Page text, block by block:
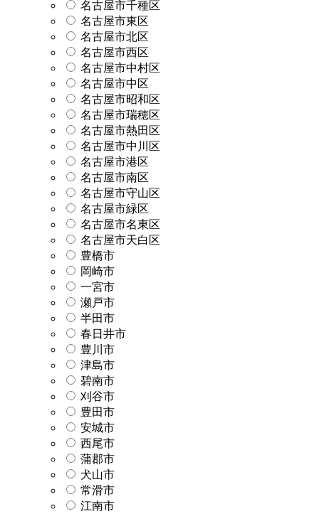
名古屋市千種区
名古屋市東区
名古屋市北区
名古屋市西区
名古屋市中村区
名古屋市中区
名古屋市昭和区
名古屋市瑞穂区
名古屋市熱田区
名古屋市中川区
名古屋市港区
名古屋市南区
名古屋市守山区
名古屋市緑区
名古屋市名東区
名古屋市天白区
豊橋市
岡崎市
一宮市
瀬戸市
半田市
春日井市
豊川市
津島市
碧南市
刈谷市
豊田市
安城市
西尾市
蒲郡市
犬山市
常滑市
江南市